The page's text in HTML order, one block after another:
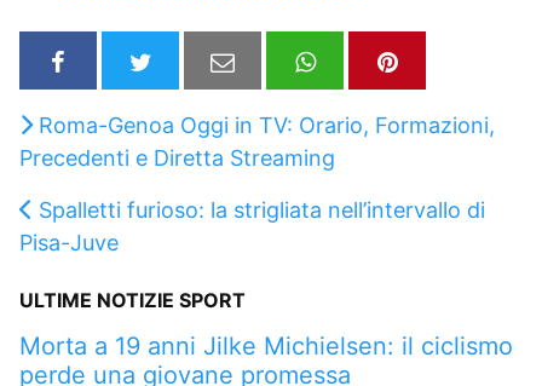
Roma-Genoa Oggi in TV: Orario, Formazioni,
Precedenti e Diretta Streaming
Spalletti furioso: la strigliata nell’intervallo di
Pisa-Juve
ULTIME NOTIZIE SPORT
Morta a 19 anni Jilke Michielsen: il ciclismo
perde una giovane promessa